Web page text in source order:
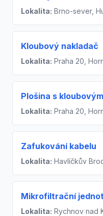
Lokalita: Brno-sever,
Kloubový nakladač
Lokalita: Praha 20,
Plošina s
Lokalita: Praha 20,
Zafukování kabelu
Lokalita: Havlíčkův
Mikrofiltrační
Lokalita: Rychnov nad